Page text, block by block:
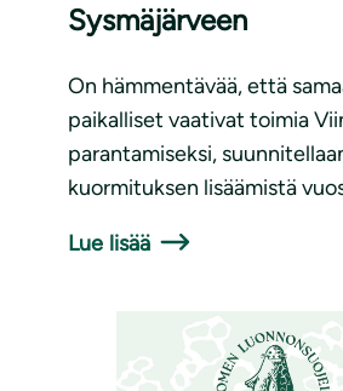
Sysmäjärveen
On hämmentävää, että
paikalliset vaativat toimia
parantamiseksi,
kuormituksen lisäämistä
Lue lisää